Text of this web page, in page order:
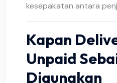
kesepakatan antara
Kapan
Unpaid
Digunakan